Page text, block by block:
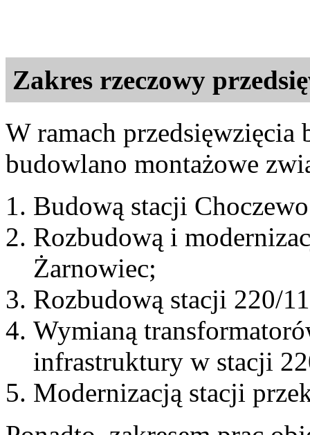
Zakres rzeczowy
W ramach przedsięwzięcia
budowlano montażowe
Budową stacji
Rozbudową i
Żarnowiec;
Rozbudową stacji 220/
Wymianą
infrastruktury w stacji
Modernizacją stacji